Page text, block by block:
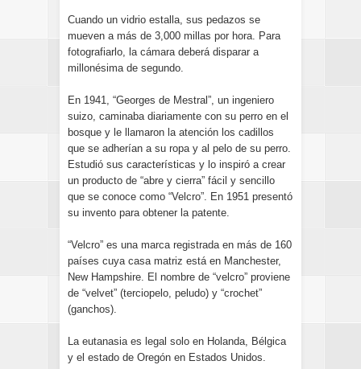
Cuando un vidrio estalla, sus pedazos se
mueven a más de 3,000 millas por hora. Para
fotografiarlo, la cámara deberá disparar a
millonésima de segundo.
En 1941, “Georges de Mestral”, un ingeniero
suizo, caminaba diariamente con su perro en el
bosque y le llamaron la atención los cadillos
que se adherían a su ropa y al pelo de su perro.
Estudió sus características y lo inspiró a crear
un producto de “abre y cierra” fácil y sencillo
que se conoce como “Velcro”. En 1951 presentó
su invento para obtener la patente.
“Velcro” es una marca registrada en más de 160
países cuya casa matriz está en Manchester,
New Hampshire. El nombre de “velcro” proviene
de “velvet” (terciopelo, peludo) y “crochet”
(ganchos).
La eutanasia es legal solo en Holanda, Bélgica
y el estado de Oregón en Estados Unidos.